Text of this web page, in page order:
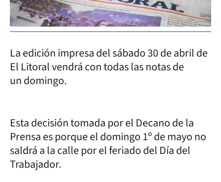
La edición impresa del sábado 30 de abril de
El Litoral vendrá con todas las notas de
un domingo.
Esta decisión tomada por el Decano de la
Prensa es porque el domingo 1º de mayo no
saldrá a la calle por el feriado del Día del
Trabajador.